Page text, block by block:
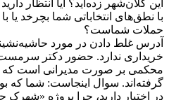
این کلان‌شهر زده‌اید؟ آیا انتظار
با نطق‌های انتخاباتی شما بچرخد
حملات شماست؟
آدرس غلط دادن در مورد
خریداری ندارد. حضور دکتر
محکمی بر صورت مدیرانی است که
گرفته‌اند. سوال اینجاست: شما که
در اختیار دارید، چرا پروژه «شهرک